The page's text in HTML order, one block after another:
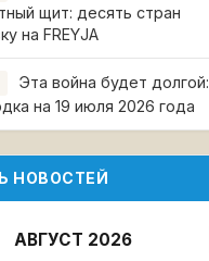
щит: десять стран
на FREYJA
Эта война будет долгой:
на 19 июля 2026 года
НОВОСТЕЙ
АВГУСТ 2026